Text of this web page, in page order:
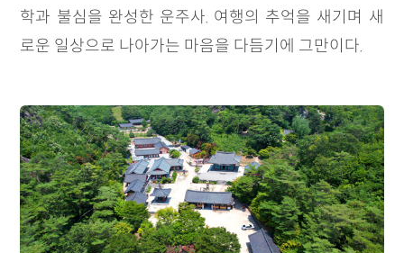
학과 불심을 완성한 운주사. 여행의 추억을 새기며 새
로운 일상으로 나아가는 마음을 다듬기에 그만이다.